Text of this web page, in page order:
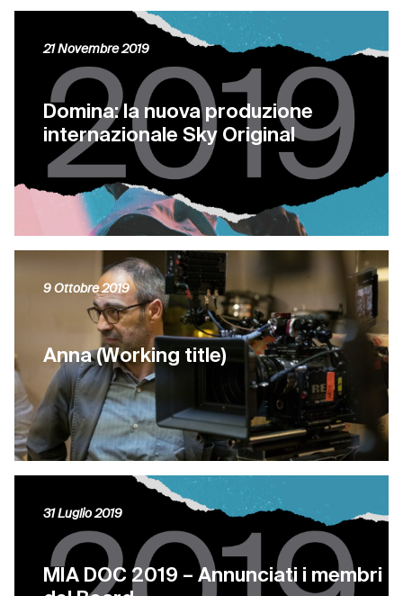
Domina: la nuova produzione
internazionale Sky Original
21 Novembre 2019
Anna (Working title)
9 Ottobre 2019
MIA DOC 2019 – Annunciati i membri
31 Luglio 2019